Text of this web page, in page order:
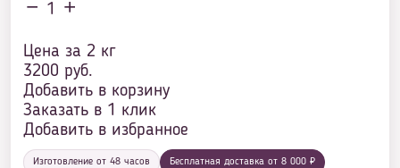
1
Цена за 2 кг
3200 руб.
Добавить в корзину
Заказать в 1 клик
Добавить в избранное
Изготовление от 48 часов Бесплатная доставка от 8 000 ₽